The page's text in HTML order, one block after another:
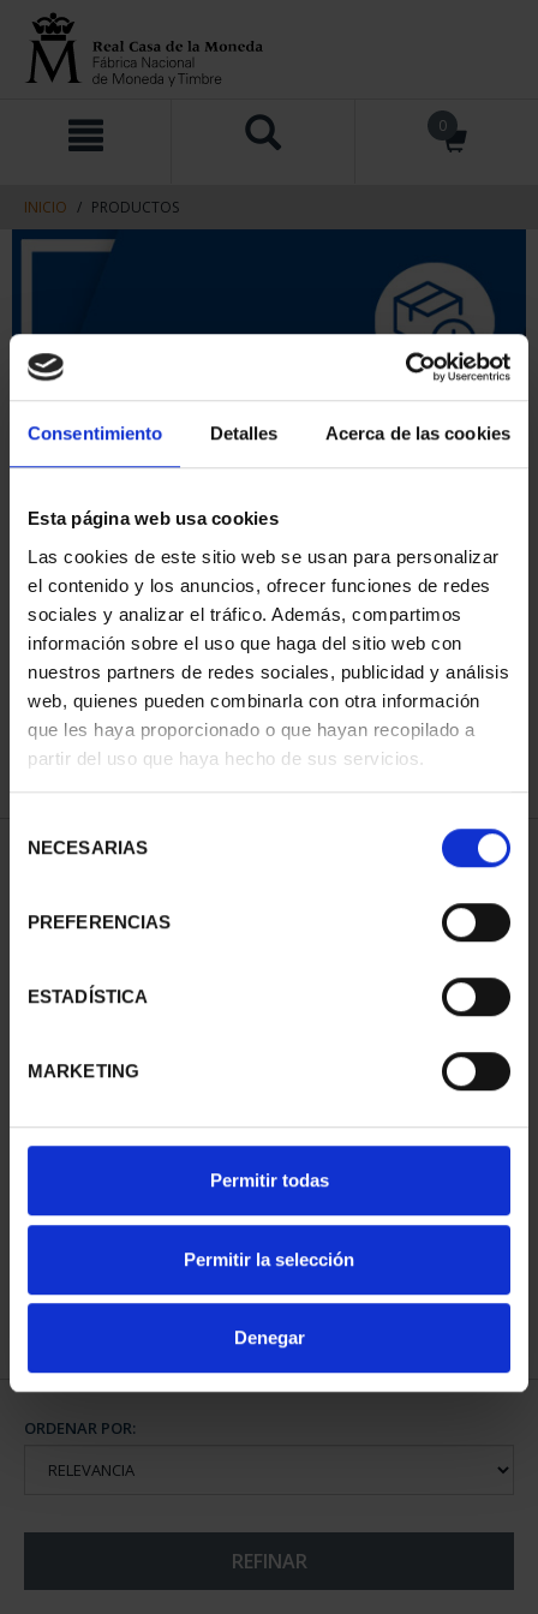
Consentimiento Detalles Acerca de las cookies
Esta página web usa cookies
Las cookies de este sitio web se usan para personalizar
el contenido y los anuncios, ofrecer funciones de redes
sociales y analizar el tráfico. Además, compartimos
información sobre el uso que haga del sitio web con
nuestros partners de redes sociales, publicidad y análisis
web, quienes pueden combinarla con otra información
que les haya proporcionado o que hayan recopilado a
partir del uso que haya hecho de sus servicios.
NECESARIAS
PREFERENCIAS
ESTADÍSTICA
MARKETING
Permitir todas
Permitir la selección
Denegar
contenido
navegacin
0
INICIO PRODUCTOS
ORDENAR POR:
REFINAR
2 Productos encontrados
CIUDADES PATRIMONIO
73,00 €
CIUDADES PATRIMONIO
73,00 €
ORDENAR POR:
REFINAR